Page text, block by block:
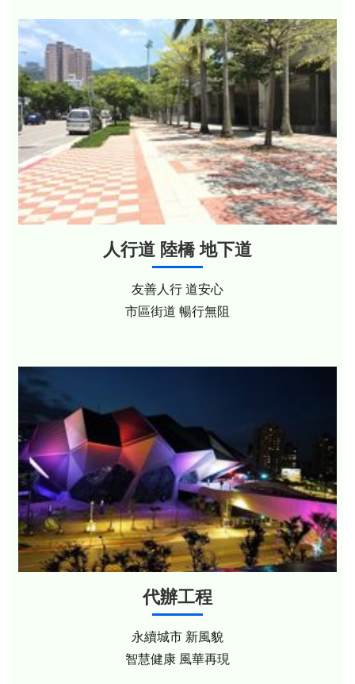
人行道 陸橋 地下道
友善人行 道安心
市區街道 暢行無阻
代辦工程
永續城市 新風貌
智慧健康 風華再現